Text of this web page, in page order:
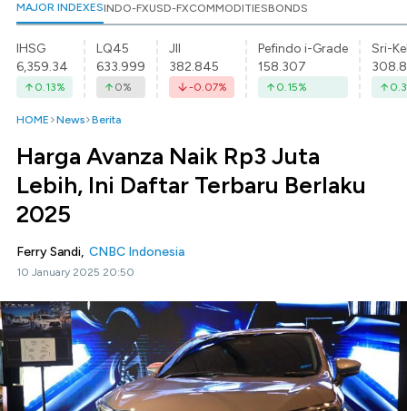
MAJOR INDEXESINDO-FXUSD-FXCOMMODITIESBONDS
IHSG
6,359.34
0.13%
LQ45
633.999
0%
JII
382.845
-0.07%
Pefindo i-Grade
158.307
0.15%
Sri-
0.3
HOME News Berita
Harga Avanza Naik Rp3 Juta
Lebih, Ini Daftar Terbaru Berlaku
2025
Ferry Sandi, CNBC Indonesia
10 January 2025 20:50